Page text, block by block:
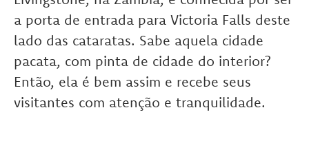
a porta de entrada para Victoria Falls deste
lado das cataratas. Sabe aquela cidade
pacata, com pinta de cidade do interior?
Então, ela é bem assim e recebe seus
visitantes com atenção e tranquilidade.